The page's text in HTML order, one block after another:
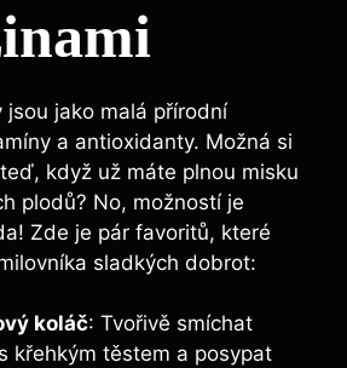
jsou jako malá přírodní
a antioxidanty. Možná si
když už máte plnou misku
plodů? No, možností je
Zde je pár favoritů, které
sladkých dobrot:
koláč: Tvořivě smíchat
křehkým těstem a posypat